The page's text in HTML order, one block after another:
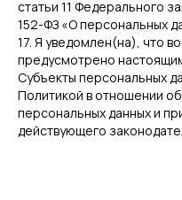
статьи 11 Федерального
152-ФЗ «О персональных
17. Я уведомлен(на), что
предусмотрено
Субъекты персональных
Политикой в отношении
персональных данных и
действующего